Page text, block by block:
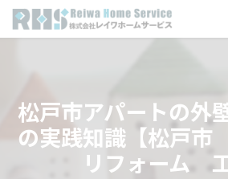
松戸市アパートの外
の実践知識【松戸
リフォーム 工